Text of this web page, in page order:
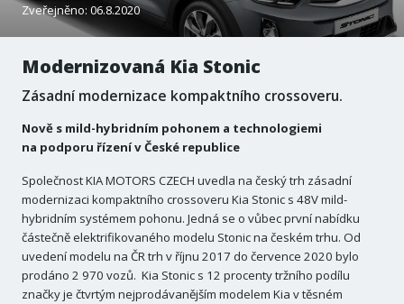
Zveřejněno: 06.8.2020
Modernizovaná Kia Stonic
Zásadní modernizace kompaktního crossoveru.
Nově s mild-hybridním pohonem a technologiemi
na podporu řízení v České republice
Společnost KIA MOTORS CZECH uvedla na český trh zásadní
modernizaci kompaktního crossoveru Kia Stonic s 48V mild-
hybridním systémem pohonu. Jedná se o vůbec první nabídku
částečně elektrifikovaného modelu Stonic na českém trhu. Od
uvedení modelu na ČR trh v říjnu 2017 do července 2020 bylo
prodáno 2 970 vozů. Kia Stonic s 12 procenty tržního podílu
značky je čtvrtým nejprodávanějším modelem Kia v těsném